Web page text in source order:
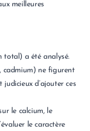
meilleures
total) a été analysé.
cadmium) ne figurent
d’ajouter ces
le calcium, le
le caractère